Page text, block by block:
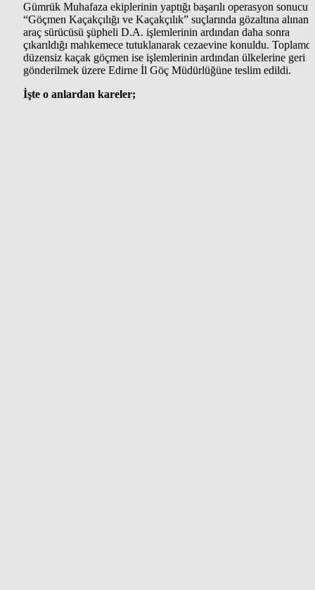
Gümrük Muhafaza ekiplerinin yaptığı başarılı operasyon sonucu
“Göçmen Kaçakçılığı ve Kaçakçılık” suçlarında gözaltına alınan
araç sürücüsü şüpheli D.A. işlemlerinin ardından daha sonra
çıkarıldığı mahkemece tutuklanarak cezaevine konuldu.
düzensiz kaçak göçmen ise işlemlerinin ardından ülkelerine geri
gönderilmek üzere Edirne İl Göç Müdürlüğüne teslim edildi.
İşte o anlardan kareler;